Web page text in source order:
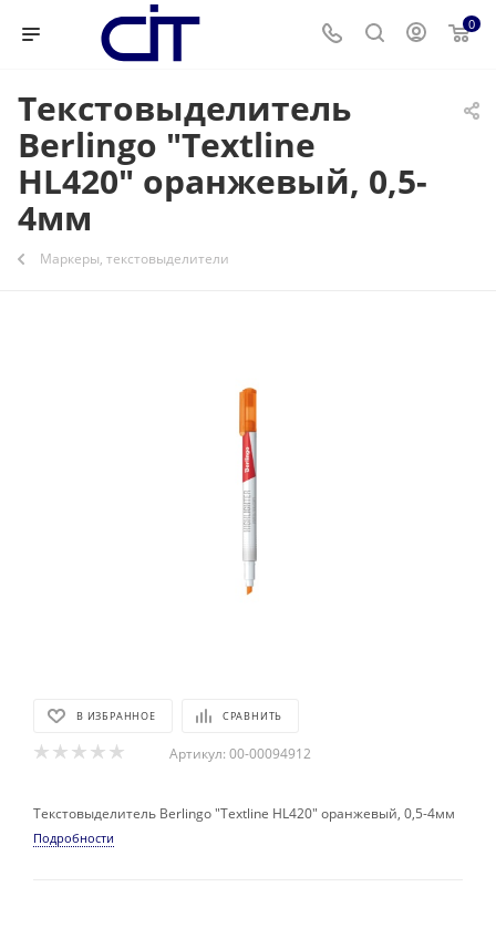
0
Текстовыделитель
Berlingo "Textline
HL420" оранжевый, 0,5-
4мм
Маркеры, текстовыделители
В ИЗБРАННОЕ СРАВНИТЬ
Артикул: 00-00094912
Текстовыделитель Berlingo "Textline HL420" оранжевый, 0,5-4мм
Подробности